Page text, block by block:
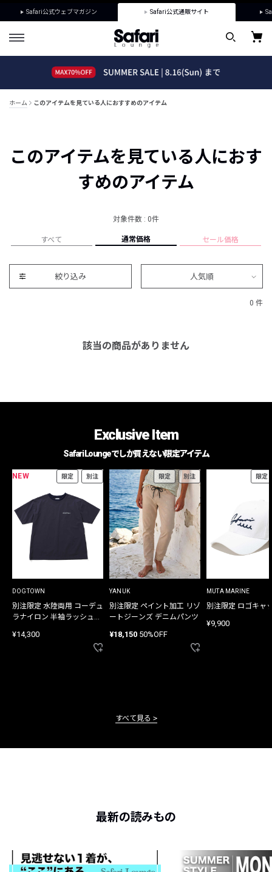
Safari公式ウェブマガジン Safari公式通販サイト
ホーム このアイテムを見ている人におすすめのアイテム
このアイテムを見ている人におす
すめのアイテム
対象件数 : 0件
すべて 通常価格 セール価格
絞り込み 人気順
0 件
該当の商品がありません
Exclusive Item
Safari Loungeでしか買えない限定アイテム
NEW 限定 別注
DOGTOWN
別注限定 水陸両用 コーデュ
ラナイロン 半袖ラッシュガ
¥14,300
限定 別注
YANUK
別注限定 ペイント加工 リゾ
ートジーンズ デニムパンツ
¥18,150 50%OFF
限定
MUTA MARINE
別注限定 ロゴキャ
¥9,900
すべて見る
最新の読みもの